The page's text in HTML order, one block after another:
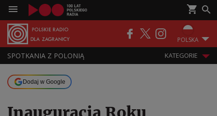
POLSKA
SPOTKANIA Z POLONIĄ KATEGORIE
Dodaj w Google